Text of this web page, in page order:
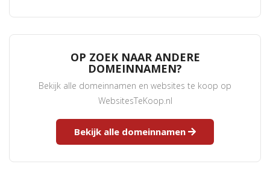
OP ZOEK NAAR ANDERE
DOMEINNAMEN?
Bekijk alle domeinnamen en websites te koop op
WebsitesTeKoop.nl
Bekijk alle domeinnamen